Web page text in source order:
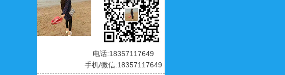
电话:18357117649
手机/微信:18357117649